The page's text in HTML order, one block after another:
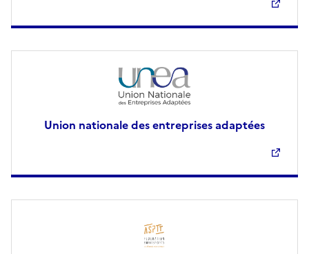
Union nationale des entreprises adaptées